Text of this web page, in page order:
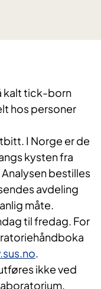
kalt tick-born
hos personer
I Norge er de
kysten fra
bestilles
avdeling
måte.
til fredag. For
.
ikke ved